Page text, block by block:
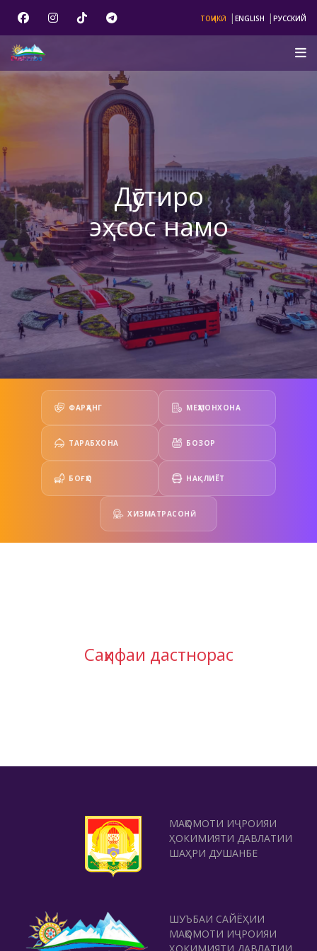
ТОҶИКӢ | ENGLISH | РУССКИЙ
Дӯстиро
эҳсос намо
ФАРҲАНГ МЕҲМОНХОНА
ТАРАБХОНА БОЗОР
БОҒҲО НАҚЛИЁТ
ХИЗМАТРАСОНӢ
Саҳифаи дастнорас
МАҚОМОТИ ИҶРОИЯИ
ҲОКИМИЯТИ ДАВЛАТИИ
ШАҲРИ ДУШАНБЕ
ШУЪБАИ САЙЁҲИИ
МАҚОМОТИ ИҶРОИЯИ